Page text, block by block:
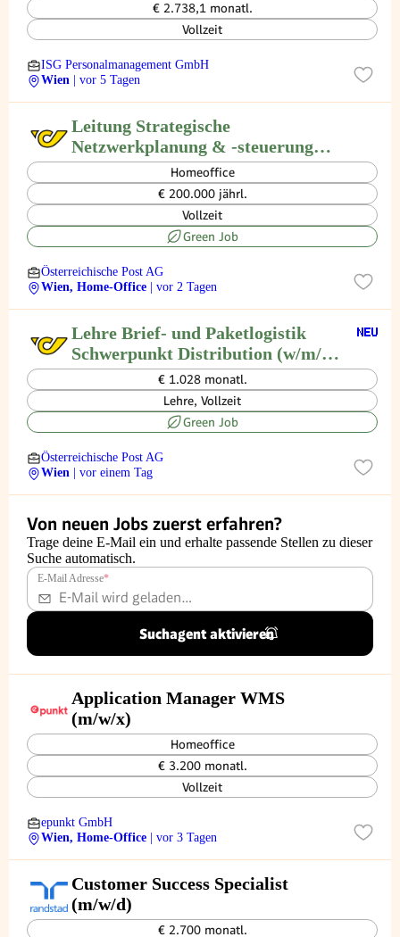
€ 2.738,1 monatl.
Vollzeit
ISG Personalmanagement GmbH
Wien
| vor 5 Tagen
Leitung Strategische
Netzwerkplanung & -steuerung
(w/m/d)
Homeoffice
€ 200.000 jährl.
Vollzeit
Green Job
Österreichische Post AG
Wien, Home-Office
| vor 2 Tagen
Lehre Brief- und Paketlogistik
Schwerpunkt Distribution (w/m/d)
Wien
€ 1.028 monatl.
Lehre, Vollzeit
Green Job
Österreichische Post AG
Wien
| vor einem Tag
Von neuen Jobs zuerst erfahren?
Trage deine E-Mail ein und erhalte passende Stellen zu dieser
Suche automatisch.
E-Mail Adresse*
Suchagent aktivieren
Application Manager WMS
(m/w/x)
Homeoffice
€ 3.200 monatl.
Vollzeit
epunkt GmbH
Wien, Home-Office
| vor 3 Tagen
Customer Success Specialist
(m/w/d)
€ 2.700 monatl.